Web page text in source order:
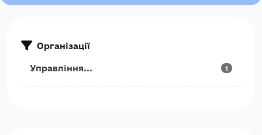
Організації
Управління... 1